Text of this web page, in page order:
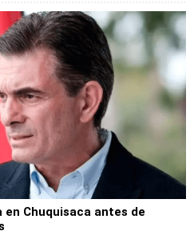
en Chuquisaca antes de